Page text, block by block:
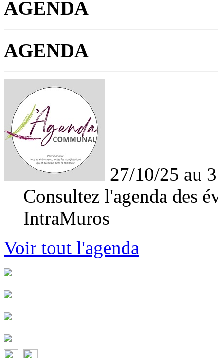
AGENDA
AGENDA
27/10/25 au
Consultez l'agenda des
IntraMuros
Voir tout l'agenda